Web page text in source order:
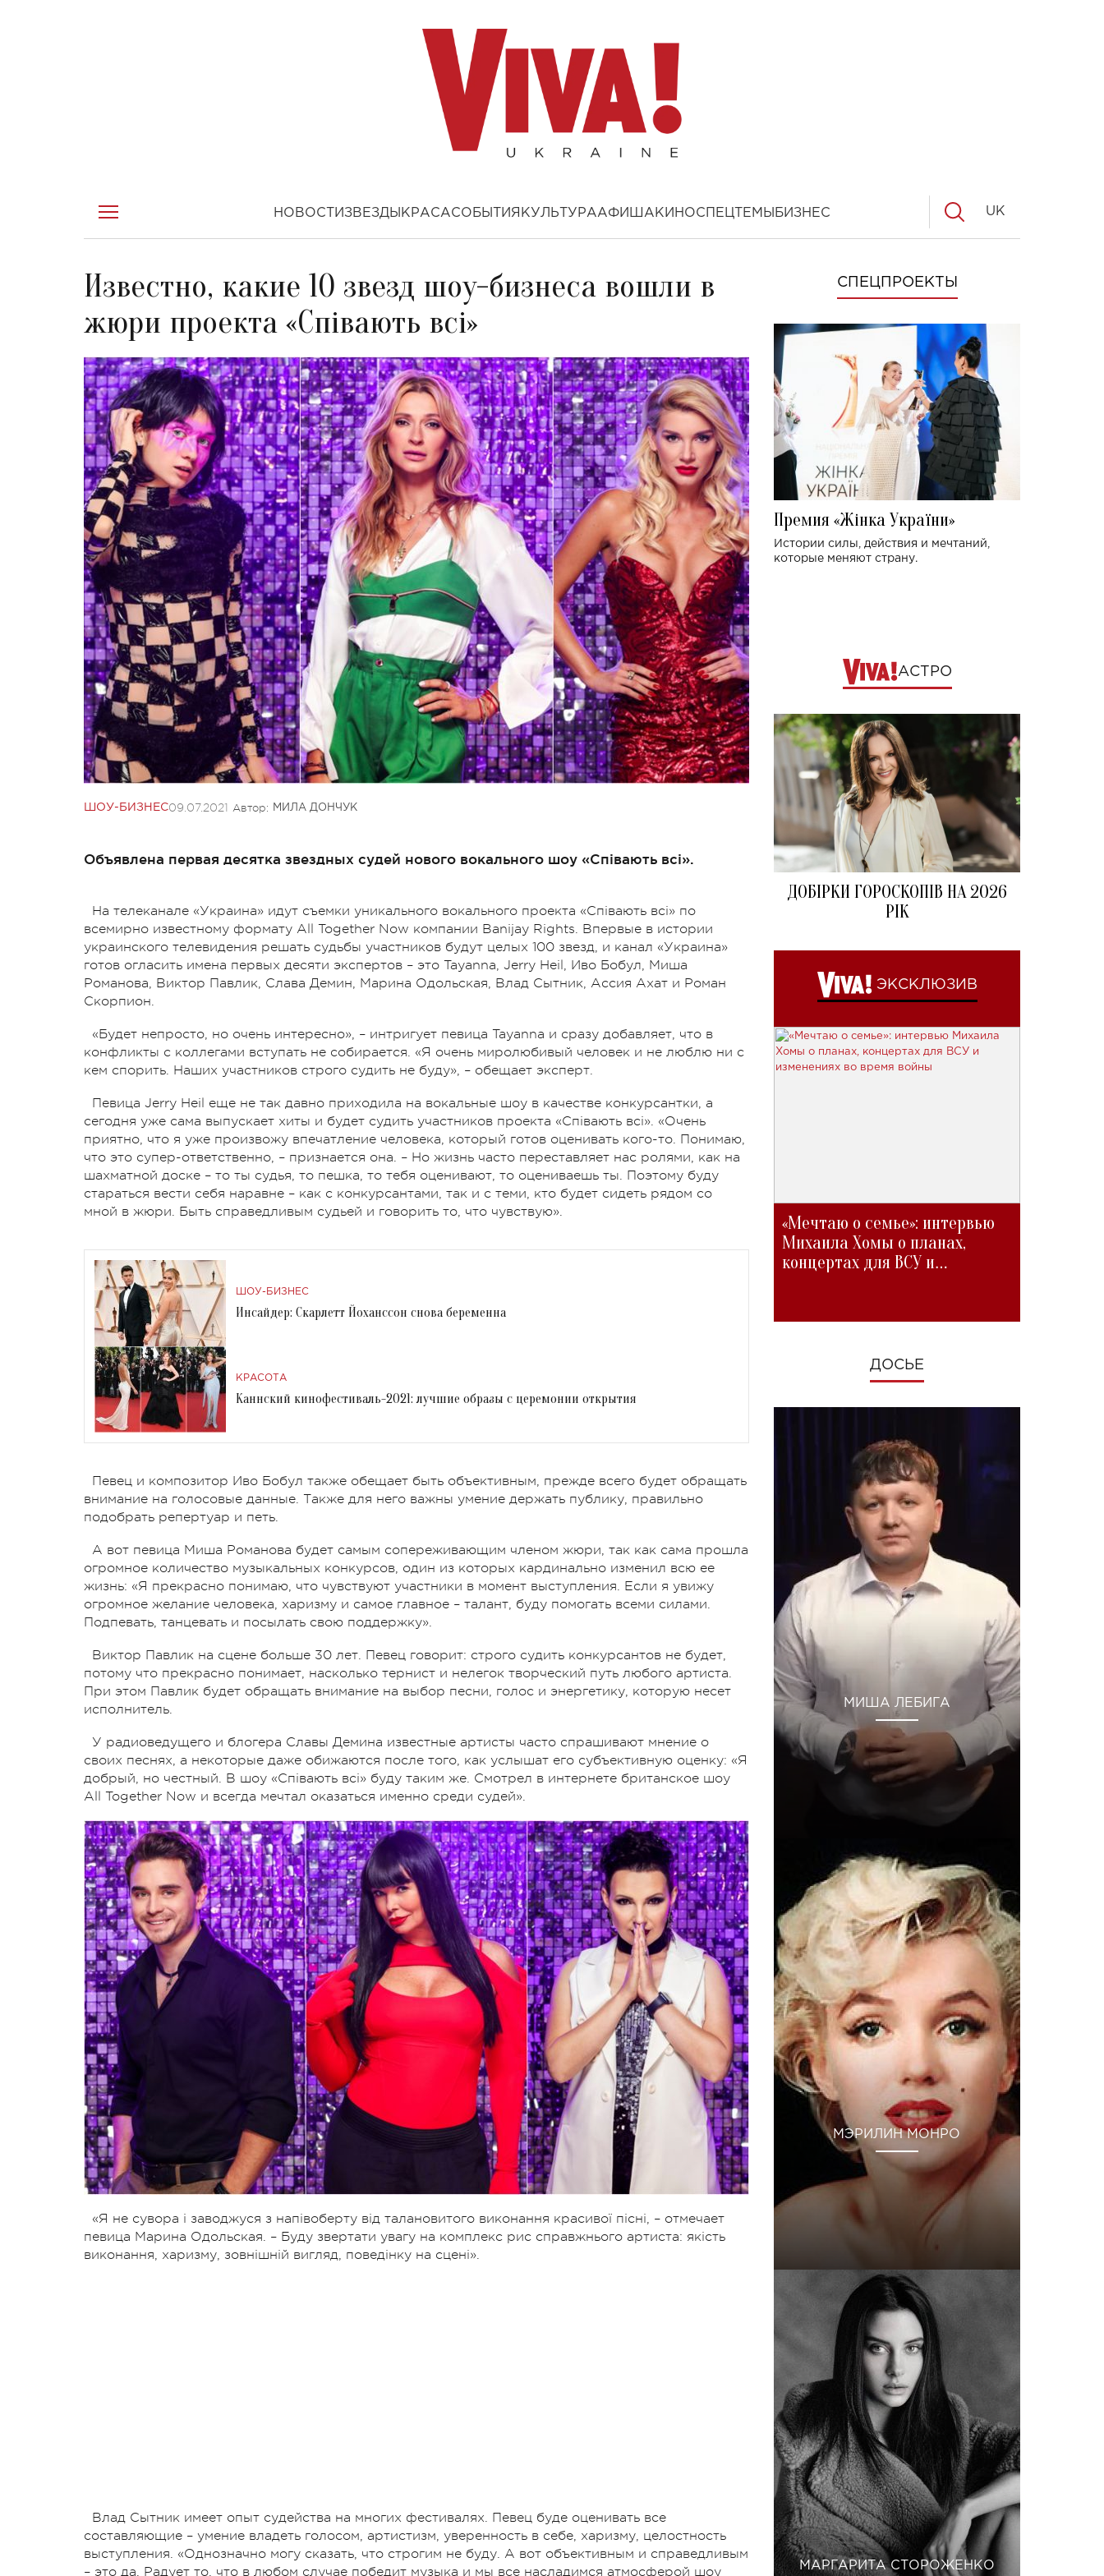
НОВОСТИ ЗВЕЗДЫ КРАСАСОБЫТИЯ КУЛЬТУРААФИША КИНОСПЕЦТЕМЫ БИЗНЕС UK
Известно, какие 10 звезд шоу-бизнеса вошли в
жюри проекта «Співають всі»
ШОУ-БИЗНЕС09.07.2021 Автор: МИЛА ДОНЧУК
Объявлена первая десятка звездных судей нового вокального шоу «Співають всі».
На телеканале «Украина» идут съемки уникального вокального проекта «Співають всі» по
всемирно известному формату All Together Now компании Banijay Rights. Впервые в истории
украинского телевидения решать судьбы участников будут целых 100 звезд, и канал «Украина»
готов огласить имена первых десяти экспертов – это Tayanna, Jerry Heil, Иво Бобул, Миша
Романова, Виктор Павлик, Слава Демин, Марина Одольская, Влад Сытник, Ассия Ахат и Роман
Скорпион.
«Будет непросто, но очень интересно», – интригует певица Tayanna и сразу добавляет, что в
конфликты с коллегами вступать не собирается. «Я очень миролюбивый человек и не люблю ни с
кем спорить. Наших участников строго судить не буду», – обещает эксперт.
Певица Jerry Heil еще не так давно приходила на вокальные шоу в качестве конкурсантки, а
сегодня уже сама выпускает хиты и будет судить участников проекта «Співають всі». «Очень
приятно, что я уже произвожу впечатление человека, который готов оценивать кого-то. Понимаю,
что это супер-ответственно, – признается она. – Но жизнь часто переставляет нас ролями, как на
шахматной доске – то ты судья, то пешка, то тебя оценивают, то оцениваешь ты. Поэтому буду
стараться вести себя наравне – как с конкурсантами, так и с теми, кто будет сидеть рядом со
мной в жюри. Быть справедливым судьей и говорить то, что чувствую».
ШОУ-БИЗНЕС
Инсайдер: Скарлетт Йоханссон снова беременна
КРАСОТА
Каннский кинофестиваль-2021: лучшие образы с церемонии открытия
Певец и композитор Иво Бобул также обещает быть объективным, прежде всего будет обращать
внимание на голосовые данные. Также для него важны умение держать публику, правильно
подобрать репертуар и петь.
А вот певица Миша Романова будет самым сопереживающим членом жюри, так как сама прошла
огромное количество музыкальных конкурсов, один из которых кардинально изменил всю ее
жизнь: «Я прекрасно понимаю, что чувствуют участники в момент выступления. Если я увижу
огромное желание человека, харизму и самое главное – талант, буду помогать всеми силами.
Подпевать, танцевать и посылать свою поддержку».
Виктор Павлик на сцене больше 30 лет. Певец говорит: строго судить конкурсантов не будет,
потому что прекрасно понимает, насколько тернист и нелегок творческий путь любого артиста.
При этом Павлик будет обращать внимание на выбор песни, голос и энергетику, которую несет
исполнитель.
У радиоведущего и блогера Славы Демина известные артисты часто спрашивают мнение о
своих песнях, а некоторые даже обижаются после того, как услышат его субъективную оценку: «Я
добрый, но честный. В шоу «Співають всі» буду таким же. Смотрел в интернете британское шоу
All Together Now и всегда мечтал оказаться именно среди судей».
«Я не сувора і заводжуся з напівоберту від талановитого виконання красивої пісні, – отмечает
певица Марина Одольская. – Буду звертати увагу на комплекс рис справжнього артиста: якість
виконання, харизму, зовнішній вигляд, поведінку на сцені».
Влад Сытник имеет опыт судейства на многих фестивалях. Певец буде оценивать все
составляющие – умение владеть голосом, артистизм, уверенность в себе, харизму, целостность
выступления. «Однозначно могу сказать, что строгим не буду. А вот объективным и справедливым
– это да. Радует то, что в любом случае победит музыка и мы все насладимся атмосферой шоу
СПЕЦПРОЕКТЫ
Премия «Жінка України»
Истории силы, действия и мечтаний,
которые меняют страну.
АСТРО
ДОБІРКИ ГОРОСКОПІВ НА 2026
РІК
ЭКСКЛЮЗИВ
«Мечтаю о семье»: интервью
Михаила Хомы о планах,
концертах для ВСУ и
ДОСЬЕ
МИША ЛЕБИГА
МЭРИЛИН МОНРО
МАРГАРИТА СТОРОЖЕНКО